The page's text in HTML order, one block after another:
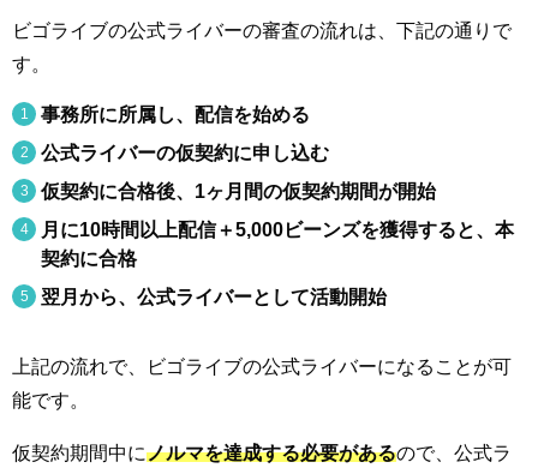
ビゴライブの公式ライバーの審査の流れは、下記の通りで
す。
事務所に所属し、配信を始める
公式ライバーの仮契約に申し込む
仮契約に合格後、1ヶ月間の仮契約期間が開始
月に10時間以上配信＋5,000ビーンズを獲得すると、本
契約に合格
翌月から、公式ライバーとして活動開始
上記の流れで、ビゴライブの公式ライバーになることが可
能です。
仮契約期間中にノルマを達成する必要があるので、公式ラ